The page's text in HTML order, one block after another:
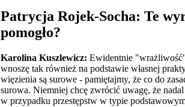
Patrycja Rojek-Socha: Te
pomogło?
Karolina Kuszlewicz: Ewidentnie
wnoszę tak również na podstawie własnej
więzienia są surowe - pamiętajmy, że co do
surowa. Niemniej chcę zwrócić uwagę, że
w przypadku przestępstw w typie